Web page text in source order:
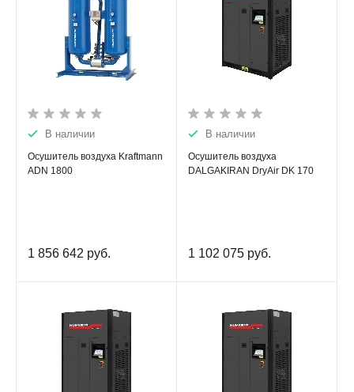
В наличии
Осушитель воздуха Kraftmann
ADN 1800
1 856 642 руб.
В наличии
Осушитель воздуха
DALGAKIRAN DryAir DK 170
1 102 075 руб.